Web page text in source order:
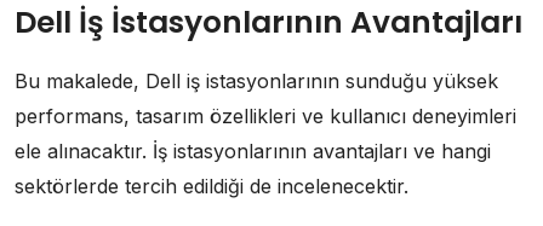
Dell İş İstasyonlarının Avantajları
Bu makalede, Dell iş istasyonlarının sunduğu yüksek
performans, tasarım özellikleri ve kullanıcı deneyimleri
ele alınacaktır. İş istasyonlarının avantajları ve hangi
sektörlerde tercih edildiği de incelenecektir.